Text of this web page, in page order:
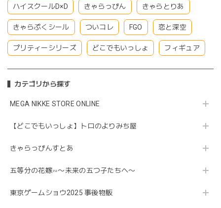
ハイスクールD×D きゃらっぴん きゃらとりあ
きゃらぷくシール ついコレ FGO 恋と深空
プリティーシリーズ どこでもいっしょ フィギュア
カテゴリから探す
MEGA NIKKE STORE ONLINE
【どこでもいっしょ】トロのよりみち屋
きゃらっぴんすとあ
五等分の花嫁∽〜未来の五つ子たちへ〜
東京ゲームショウ2025 事後物販